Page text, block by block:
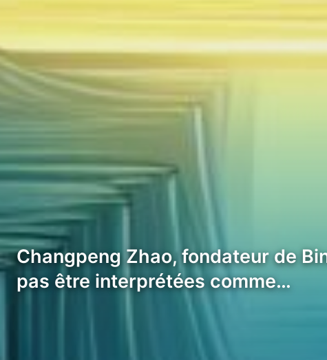
Changpeng Zhao, fondateur de
pas être interprétées comme…